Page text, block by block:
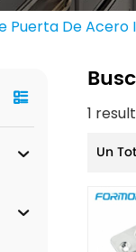
Puerta De
1
Un